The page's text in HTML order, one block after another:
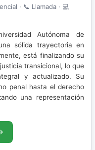
· 📞 Llamada · 💻
Autónoma de
sólida trayectoria en
está finalizando su
transicional, lo que
y actualizado. Su
penal hasta el derecho
una representación